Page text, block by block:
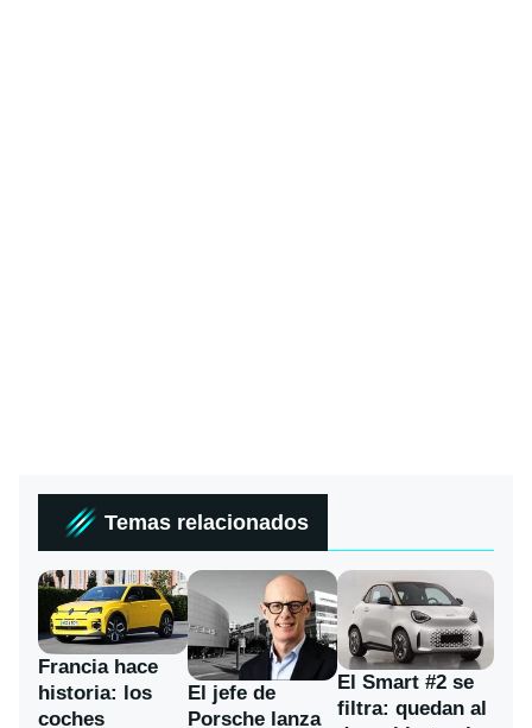
Temas relacionados
Francia hace
historia: los
coches
El jefe de
Porsche lanza
El Smart #2 se
filtra: quedan al